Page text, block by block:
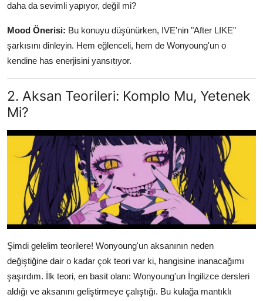
daha da sevimli yapıyor, değil mi?
Mood Önerisi: Bu konuyu düşünürken, IVE'nin "After LIKE"
şarkısını dinleyin. Hem eğlenceli, hem de Wonyoung'un o
kendine has enerjisini yansıtıyor.
2. Aksan Teorileri: Komplo Mu, Yetenek
Mi?
Şimdi gelelim teorilere! Wonyoung'un aksanının neden
değiştiğine dair o kadar çok teori var ki, hangisine inanacağımı
şaşırdım. İlk teori, en basit olanı: Wonyoung'un İngilizce dersleri
aldığı ve aksanını geliştirmeye çalıştığı. Bu kulağa mantıklı